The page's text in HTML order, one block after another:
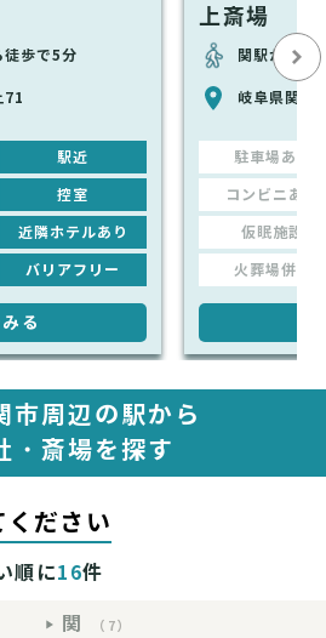
徒歩で5分
71
駅近
控室
近隣ホテルあり
バリアフリー
る
上斎場
関駅から徒
岐阜県関市
駐車場あり
コンビニあり
仮眠施設
火葬場併設
市周辺の駅から
・斎場を探す
ださい
順に16件
関 （7）